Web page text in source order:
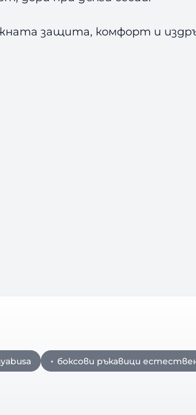
защита, комфорт и
боксови ръкавици